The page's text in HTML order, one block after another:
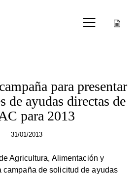
para presentar
de ayudas directas de
para 2013
31/01/2013
Agricultura, Alimentación y
campaña de solicitud de ayudas